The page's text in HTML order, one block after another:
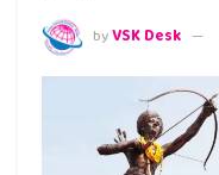
byVSK Desk